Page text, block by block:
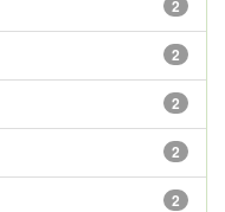
2
2
2
2
2